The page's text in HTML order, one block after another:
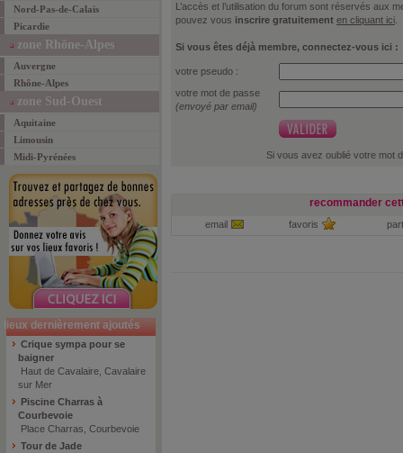
Nord-Pas-de-Calais
Picardie
zone Rhône-Alpes
Auvergne
Rhône-Alpes
zone Sud-Ouest
Aquitaine
Limousin
Midi-Pyrénées
lieux dernièrement ajoutés
Crique sympa pour se
baigner
Haut de Cavalaire, Cavalaire
sur Mer
Piscine Charras à
Courbevoie
Place Charras, Courbevoie
Tour de Jade
L’accès et l’utilisation du forum sont réservés aux
pouvez vous inscrire gratuitement en cliquant ici
Si vous êtes déjà membre, connectez-vous ici :
votre pseudo :
votre mot de passe
(envoyé par email)
Si vous avez oublié votre mot
recommander
email favoris